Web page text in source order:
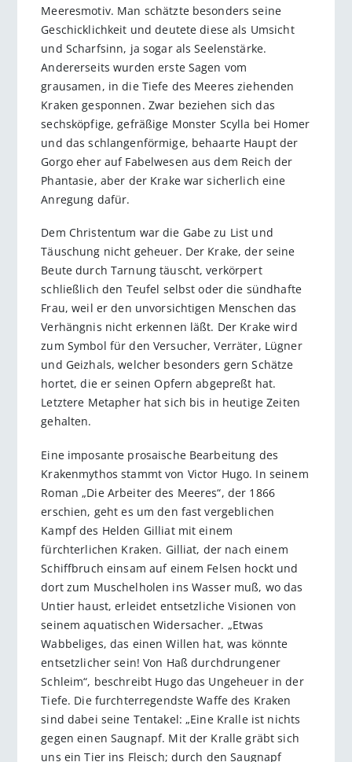
Meeresmotiv. Man schätzte besonders seine
Geschicklichkeit und deutete diese als Umsicht
und Scharfsinn, ja sogar als Seelenstärke.
Andererseits wurden erste Sagen vom
grausamen, in die Tiefe des Meeres ziehenden
Kraken gesponnen. Zwar beziehen sich das
sechsköpfige, gefräßige Monster Scylla bei Homer
und das schlangenförmige, behaarte Haupt der
Gorgo eher auf Fabelwesen aus dem Reich der
Phantasie, aber der Krake war sicherlich eine
Anregung dafür.
Dem Christentum war die Gabe zu List und
Täuschung nicht geheuer. Der Krake, der seine
Beute durch Tarnung täuscht, verkörpert
schließlich den Teufel selbst oder die sündhafte
Frau, weil er den unvorsichtigen Menschen das
Verhängnis nicht erkennen läßt. Der Krake wird
zum Symbol für den Versucher, Verräter, Lügner
und Geizhals, welcher besonders gern Schätze
hortet, die er seinen Opfern abgepreßt hat.
Letztere Metapher hat sich bis in heutige Zeiten
gehalten.
Eine imposante prosaische Bearbeitung des
Krakenmythos stammt von Victor Hugo. In seinem
Roman „Die Arbeiter des Meeres“, der 1866
erschien, geht es um den fast vergeblichen
Kampf des Helden Gilliat mit einem
fürchterlichen Kraken. Gilliat, der nach einem
Schiffbruch einsam auf einem Felsen hockt und
dort zum Muschelholen ins Wasser muß, wo das
Untier haust, erleidet entsetzliche Visionen von
seinem aquatischen Widersacher. „Etwas
Wabbeliges, das einen Willen hat, was könnte
entsetzlicher sein! Von Haß durchdrungener
Schleim“, beschreibt Hugo das Ungeheuer in der
Tiefe. Die furchterregendste Waffe des Kraken
sind dabei seine Tentakel: „Eine Kralle ist nichts
gegen einen Saugnapf. Mit der Kralle gräbt sich
uns ein Tier ins Fleisch; durch den Saugnapf